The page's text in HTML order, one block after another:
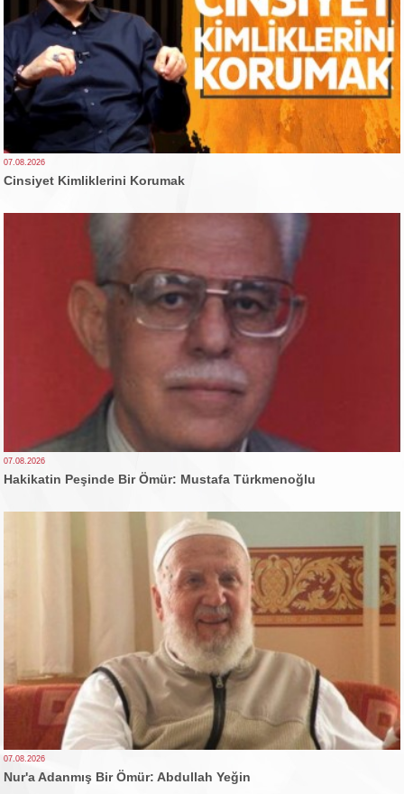
07.08.2026
Cinsiyet Kimliklerini Korumak
07.08.2026
Hakikatin Peşinde Bir Ömür: Mustafa Türkmenoğlu
07.08.2026
Nur'a Adanmış Bir Ömür: Abdullah Yeğin